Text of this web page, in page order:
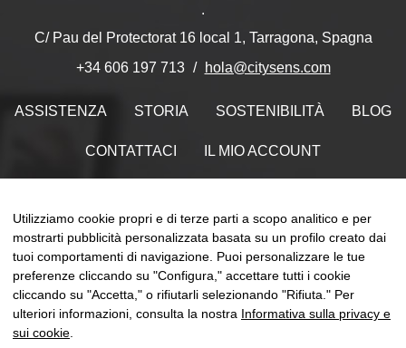
.
C/ Pau del Protectorat 16 local 1, Tarragona, Spagna
+34 606 197 713
hola@citysens.com
ASSISTENZA STORIA SOSTENIBILITÀ BLOG
CONTATTACI IL MIO ACCOUNT
Toggle
☰
IT 0
Utilizziamo cookie propri e di terze parti a scopo analitico e per
mostrarti pubblicità personalizzata basata su un profilo creato dai
tuoi comportamenti di navigazione. Puoi personalizzare le tue
preferenze cliccando su "Configura," accettare tutti i cookie
cliccando su "Accetta," o rifiutarli selezionando "Rifiuta." Per
ulteriori informazioni, consulta la nostra Informativa sulla privacy e
sui cookie